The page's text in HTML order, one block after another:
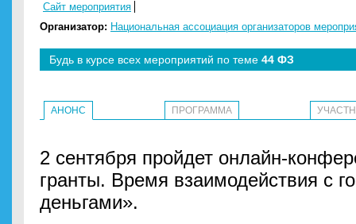
Сайт мероприятия
Организатор: Национальная ассоциация организаторов
Будь в курсе всех мероприятий по теме 44 ФЗ
АНОНС ПРОГРАММА
2 сентября пройдет онлайн-
гранты. Время взаимодействия с
деньгами».